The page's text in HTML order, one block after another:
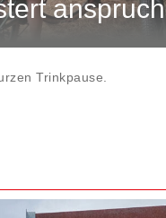
Trinkpause.